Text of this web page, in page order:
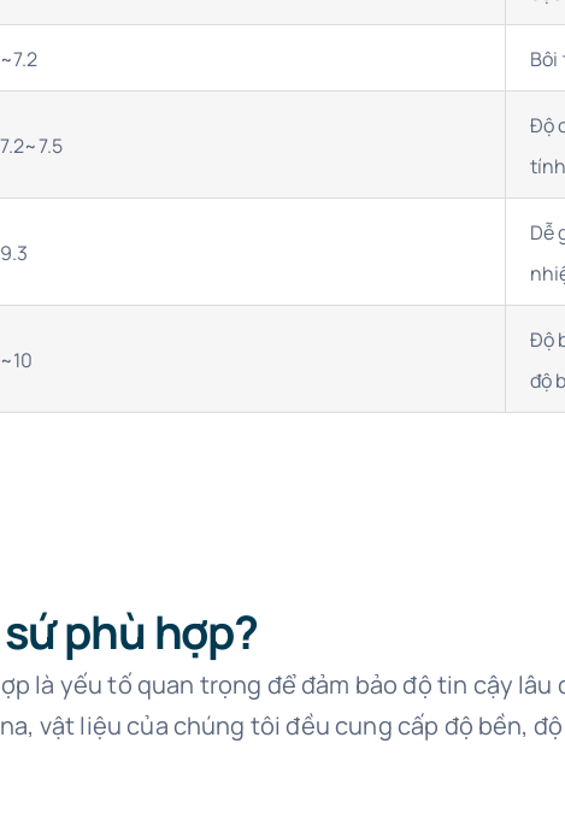
~7.2
7.2~7.5
Độ
9.3
Dễ
~10
Độ
độ
phù hợp?
là yếu tố quan trọng để đảm bảo độ tin cậy lâu
vật liệu của chúng tôi đều cung cấp độ bền,